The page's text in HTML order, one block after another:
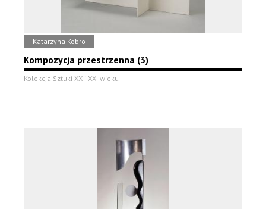
Katarzyna Kobro
Kompozycja przestrzenna (3)
Kolekcja Sztuki XX i XXI wieku